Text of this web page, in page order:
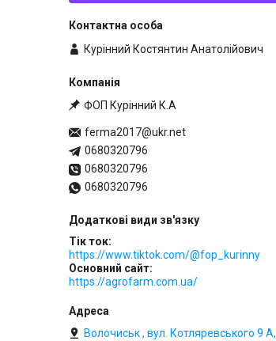
Курінний Костянтин Анатолійович
ФОП Курінний К.А
ferma2017@ukr.net
0680320796
0680320796
0680320796
Тік ток
https://www.tiktok.com/@fop_kurinny
Основний сайт
https://agrofarm.com.ua/
Волочиськ , вул. Котляревського 9 А,